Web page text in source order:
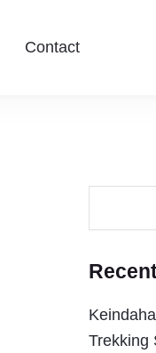
Hiking dan
Contact
Trekking